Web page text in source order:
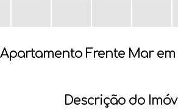
Apartamento Frente Mar
Descrição do